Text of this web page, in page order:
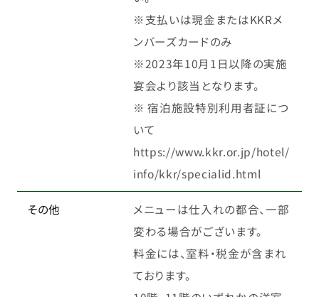
※支払いは現金またはKKRメ
ンバーズカードのみ
※2023年10月1日以降の実施
宴会より該当となります。
※ 宿泊施設特別利用者証につ
いて
https://www.kkr.or.jp/hotel/
info/kkr/specialid.html
その他
メニューは仕入れの都合、一部
変わる場合がございます。
料金には、室料・税金が含まれ
ております。